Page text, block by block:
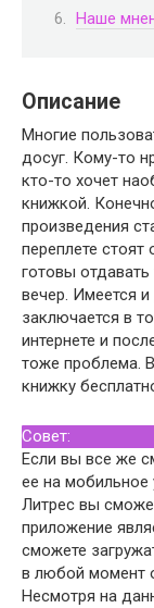
Наше
Описание
Многие
досуг. Кому-то
кто-то хочет
книжкой.
произведения
переплете
готовы
вечер. Имеется
заключается в
интернете и
тоже проблема.
книжку
Совет:
Если вы все же
ее на
Литрес вы
приложение
сможете
в любой момент
Несмотря на